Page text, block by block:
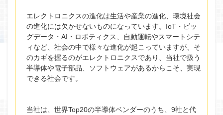
エレクトロニクスの進化は生活や産業の進化、環境社会
の進化には欠かせないものになっています。IoT・ビッ
グデータ・AI・ロボティクス、自動運転やスマートシテ
ィなど、社会の中で様々な進化が起こっていますが、そ
のカギを握るのがエレクトロニクスであり、当社で扱う
半導体や電子部品、ソフトウェアがあるからこそ、実現
できる社会です。
当社は、世界Top20の半導体ベンダーのうち、9社と代